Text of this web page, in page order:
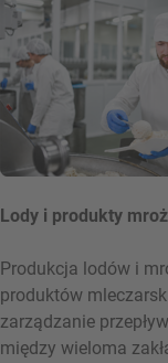
Lody i produkty
Produkcja lodów i
produktów
zarządzanie
między wieloma